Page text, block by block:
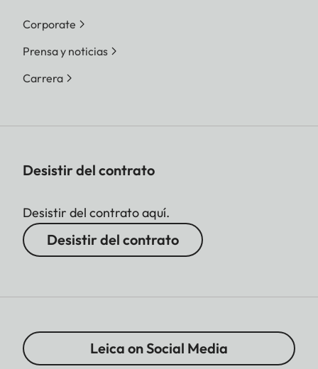
Corporate
Prensa y noticias
Carrera
Desistir del contrato
Desistir del contrato aquí.
Desistir del contrato
Leica on Social Media